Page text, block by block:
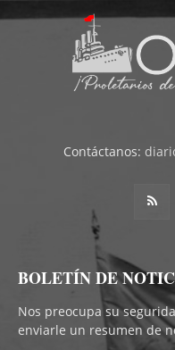
Contáctanos:
BOLETÍN DE
Nos preocupa su
enviarle un resumen de